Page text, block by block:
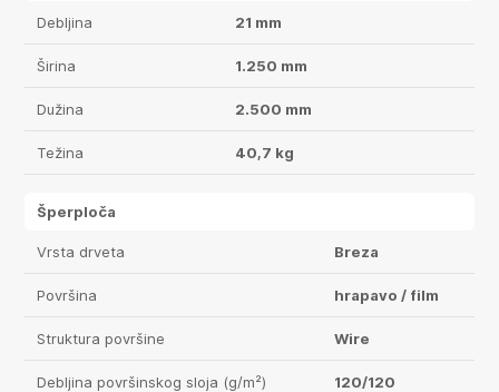
Debljina 21 mm
Širina 1.250 mm
Dužina 2.500 mm
Težina 40,7 kg
Šperploča
Vrsta drveta Breza
Površina hrapavo / film
Struktura površine Wire
Debljina površinskog sloja (g/m²) 120/120